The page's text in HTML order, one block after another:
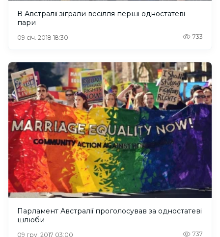
В Австралії зіграли весілля перші одностатеві
пари
09 січ. 2018 18:30 733
Парламент Австралії проголосував за одностатеві
шлюби
09 гру. 2017 03:00 737